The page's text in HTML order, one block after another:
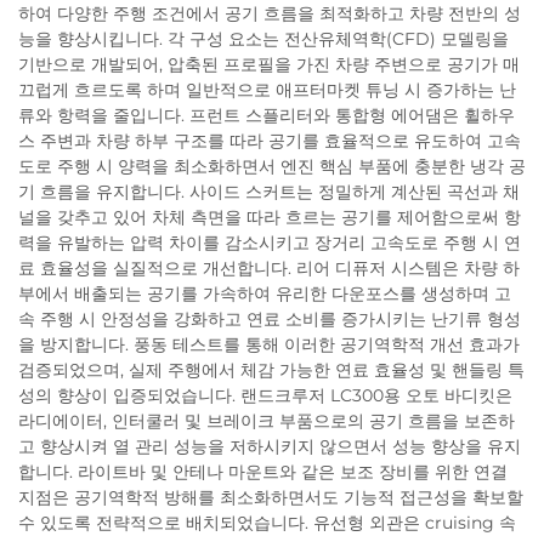
하여 다양한 주행 조건에서 공기 흐름을 최적화하고 차량 전반의 성
능을 향상시킵니다. 각 구성 요소는 전산유체역학(CFD) 모델링을
기반으로 개발되어, 압축된 프로필을 가진 차량 주변으로 공기가 매
끄럽게 흐르도록 하며 일반적으로 애프터마켓 튜닝 시 증가하는 난
류와 항력을 줄입니다. 프런트 스플리터와 통합형 에어댐은 휠하우
스 주변과 차량 하부 구조를 따라 공기를 효율적으로 유도하여 고속
도로 주행 시 양력을 최소화하면서 엔진 핵심 부품에 충분한 냉각 공
기 흐름을 유지합니다. 사이드 스커트는 정밀하게 계산된 곡선과 채
널을 갖추고 있어 차체 측면을 따라 흐르는 공기를 제어함으로써 항
력을 유발하는 압력 차이를 감소시키고 장거리 고속도로 주행 시 연
료 효율성을 실질적으로 개선합니다. 리어 디퓨저 시스템은 차량 하
부에서 배출되는 공기를 가속하여 유리한 다운포스를 생성하며 고
속 주행 시 안정성을 강화하고 연료 소비를 증가시키는 난기류 형성
을 방지합니다. 풍동 테스트를 통해 이러한 공기역학적 개선 효과가
검증되었으며, 실제 주행에서 체감 가능한 연료 효율성 및 핸들링 특
성의 향상이 입증되었습니다. 랜드크루저 LC300용 오토 바디킷은
라디에이터, 인터쿨러 및 브레이크 부품으로의 공기 흐름을 보존하
고 향상시켜 열 관리 성능을 저하시키지 않으면서 성능 향상을 유지
합니다. 라이트바 및 안테나 마운트와 같은 보조 장비를 위한 연결
지점은 공기역학적 방해를 최소화하면서도 기능적 접근성을 확보할
수 있도록 전략적으로 배치되었습니다. 유선형 외관은 cruising 속